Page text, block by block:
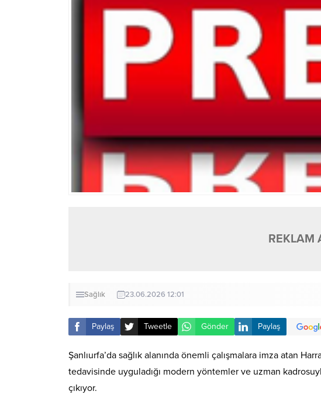
REKLAM
Sağlık 23.06.2026 12:01
Paylaş Tweetle Gönder Paylaş
Şanlıurfa’da sağlık alanında önemli çalışmalara imza atan
tedavisinde uyguladığı modern yöntemler ve uzman
çıkıyor.